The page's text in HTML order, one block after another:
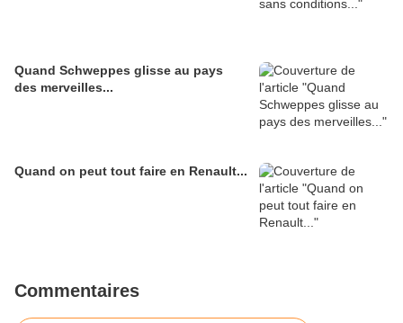
Quand Schweppes glisse au pays
des merveilles...
Quand on peut tout faire en Renault...
Commentaires